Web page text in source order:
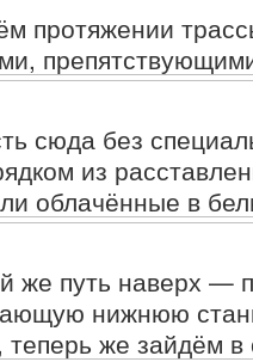
протяжении
сюда без
из
облачённые в
же путь наверх —
нижнюю
теперь же зайдём